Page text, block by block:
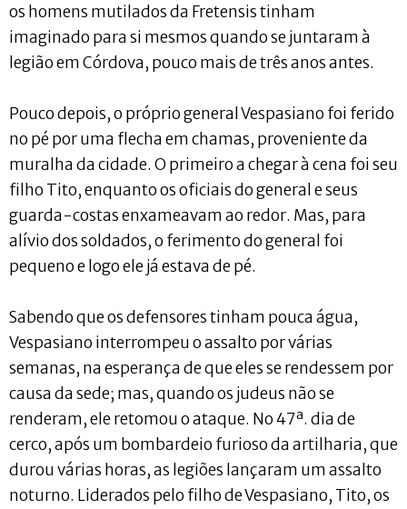
os homens mutilados da Fretensis tinham
imaginado para si mesmos quando se juntaram à
legião em Córdova, pouco mais de três anos antes.
Pouco depois, o próprio general Vespasiano foi ferido
no pé por uma flecha em chamas, proveniente da
muralha da cidade. O primeiro a chegar à cena foi seu
filho Tito, enquanto os oficiais do general e seus
guarda-costas enxameavam ao redor. Mas, para
alívio dos soldados, o ferimento do general foi
pequeno e logo ele já estava de pé.
Sabendo que os defensores tinham pouca água,
Vespasiano interrompeu o assalto por várias
semanas, na esperança de que eles se rendessem por
causa da sede; mas, quando os judeus não se
renderam, ele retomou o ataque. No 47ª. dia de
cerco, após um bombardeio furioso da artilharia, que
durou várias horas, as legiões lançaram um assalto
noturno. Liderados pelo filho de Vespasiano, Tito, os